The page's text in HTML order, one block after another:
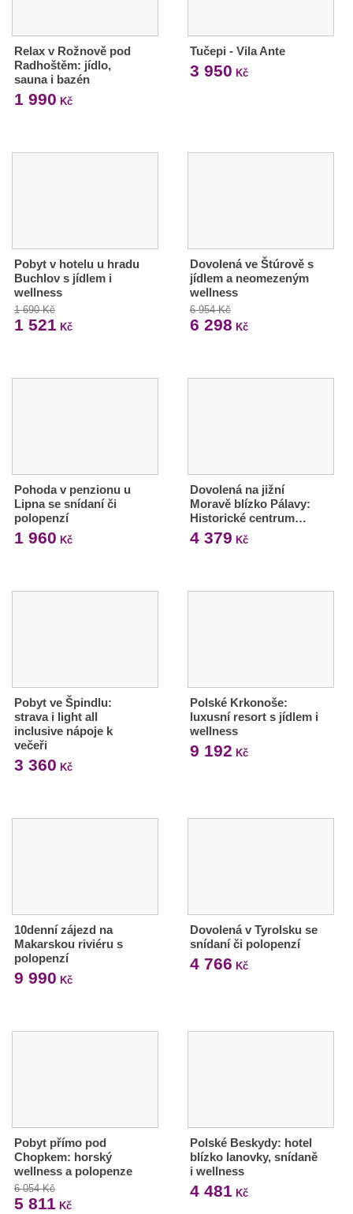
Relax v Rožnově pod
Radhoštěm: jídlo,
sauna i bazén
1 990 Kč
Tučepi - Vila Ante
3 950 Kč
Pobyt v hotelu u hradu
Buchlov s jídlem i
wellness
1 690 Kč
1 521 Kč
Dovolená ve Štúrově s
jídlem a neomezeným
wellness
6 954 Kč
6 298 Kč
Pohoda v penzionu u
Lipna se snídaní či
polopenzí
1 960 Kč
Dovolená na jižní
Moravě blízko Pálavy:
Historické centrum…
4 379 Kč
Pobyt ve Špindlu:
strava i light all
inclusive nápoje k
večeři
3 360 Kč
Polské Krkonoše:
luxusní resort s jídlem i
wellness
9 192 Kč
10denní zájezd na
Makarskou riviéru s
polopenzí
9 990 Kč
Dovolená v Tyrolsku se
snídaní či polopenzí
4 766 Kč
Pobyt přímo pod
Chopkem: horský
wellness a polopenze
6 054 Kč
5 811 Kč
Polské Beskydy: hotel
blízko lanovky, snídaně
i wellness
4 481 Kč